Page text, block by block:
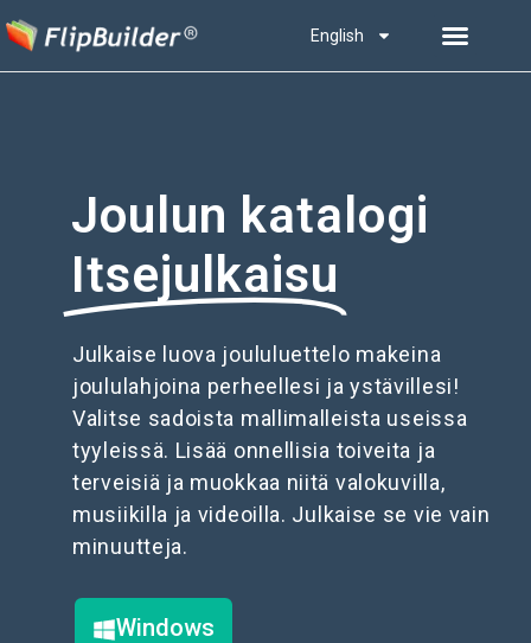
English
Joulun katalogi
Itsejulkaisu
Julkaise luova joululuettelo makeina
joululahjoina perheellesi ja ystävillesi!
Valitse sadoista mallimalleista useissa
tyyleissä. Lisää onnellisia toiveita ja
terveisiä ja muokkaa niitä valokuvilla,
musiikilla ja videoilla. Julkaise se vie vain
minuutteja.
Windows